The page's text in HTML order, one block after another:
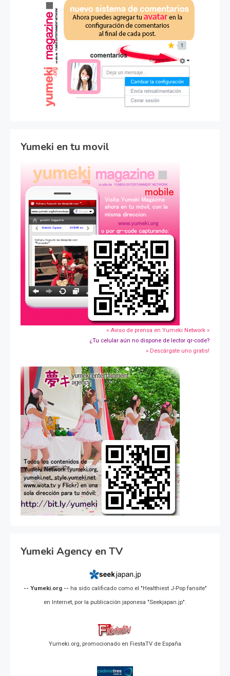
Yumeki en tu movil
» Aviso de prensa en Yumeki Network »
¿Tu celular aún no dispone de lector qr-code?
» Descárgate uno gratis!
Yumeki Agency en TV
-- Yumeki.org -- ha sido calificado como el "Healthiest J-Pop fansite"
en Internet, por la publicación japonesa "Seekjapan.jp".
Yumeki.org, promocionado en FiestaTV de España